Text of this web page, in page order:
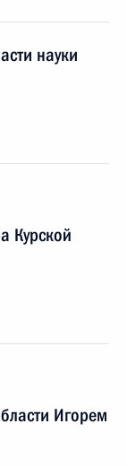
науки
Курской
Игорем